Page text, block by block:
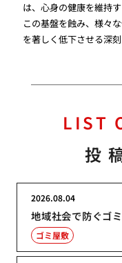
は、心身の健康を維持
この基盤を蝕み、様々
を著しく低下させる深
LIST
投
地域社会で防ぐゴ
2026.08.04
ゴミ屋敷